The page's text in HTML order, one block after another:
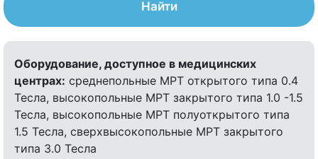
Найти
Оборудование, доступное в медицинских
центрах: среднепольные МРТ открытого типа 0.4
Тесла, высокопольные МРТ закрытого типа 1.0 -1.5
Тесла, высокопольные МРТ полуоткрытого типа
1.5 Тесла, сверхвысокопольные МРТ закрытого
типа 3.0 Тесла